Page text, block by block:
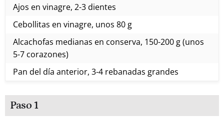
Ajos en vinagre, 2-3 dientes
Cebollitas en vinagre, unos 80 g
Alcachofas medianas en conserva, 150-200 g (unos
5-7 corazones)
Pan del día anterior, 3-4 rebanadas grandes
Paso 1